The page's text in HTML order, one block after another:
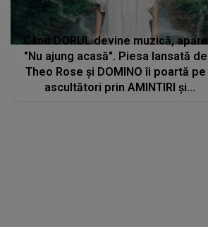
Când DORUL devine muzică, apare
"Nu ajung acasă". Piesa lansată de
Theo Rose și DOMINO îi poartă pe
ascultători prin AMINTIRI și